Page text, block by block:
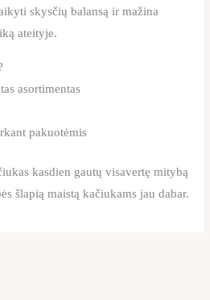
skysčių balansą ir mažina
ateityje.
asortimentas
pakuotėmis
kasdien gautų visavertę mitybą
šlapią maistą kačiukams jau dabar.